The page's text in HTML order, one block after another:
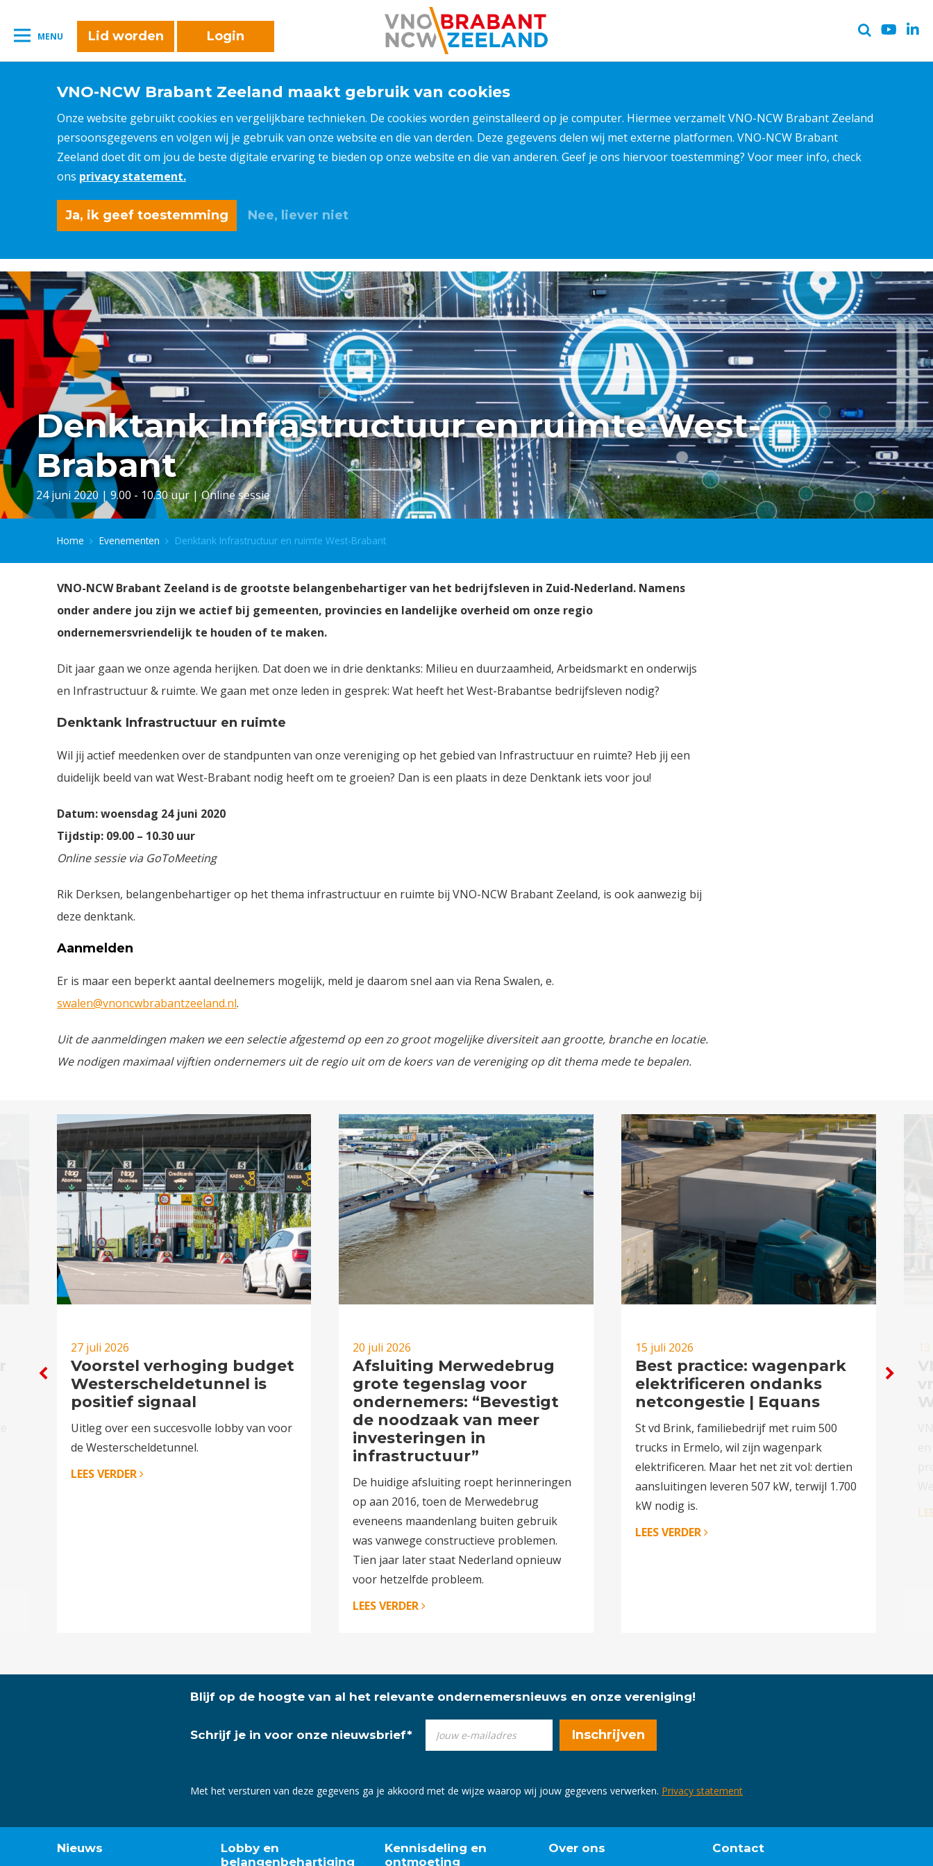
MENU Lid worden Login
VNO-NCW Brabant Zeeland maakt gebruik van cookies
Onze website gebruikt cookies en vergelijkbare technieken. De cookies worden geïnstalleerd op je computer. Hiermee verzamelt VNO-NCW Brabant Zeeland
persoonsgegevens en volgen wij je gebruik van onze website en die van derden. Deze gegevens delen wij met externe platformen. VNO-NCW Brabant
Zeeland doet dit om jou de beste digitale ervaring te bieden op onze website en die van anderen. Geef je ons hiervoor toestemming? Voor meer info, check
ons privacy statement.
Ja, ik geef toestemming Nee, liever niet
Denktank Infrastructuur en ruimte West-
Brabant
24 juni 2020 | 9.00 - 10.30 uur | Online sessie
Home Evenementen Denktank Infrastructuur en ruimte West-Brabant
VNO-NCW Brabant Zeeland is de grootste belangenbehartiger van het bedrijfsleven in Zuid-Nederland. Namens
onder andere jou zijn we actief bij gemeenten, provincies en landelijke overheid om onze regio
ondernemersvriendelijk te houden of te maken.
Dit jaar gaan we onze agenda herijken. Dat doen we in drie denktanks: Milieu en duurzaamheid, Arbeidsmarkt en onderwijs
en Infrastructuur & ruimte. We gaan met onze leden in gesprek: Wat heeft het West-Brabantse bedrijfsleven nodig?
Denktank Infrastructuur en ruimte
Wil jij actief meedenken over de standpunten van onze vereniging op het gebied van Infrastructuur en ruimte? Heb jij een
duidelijk beeld van wat West-Brabant nodig heeft om te groeien? Dan is een plaats in deze Denktank iets voor jou!
Datum: woensdag 24 juni 2020
Tijdstip: 09.00 – 10.30 uur
Online sessie via GoToMeeting
Rik Derksen, belangenbehartiger op het thema infrastructuur en ruimte bij VNO-NCW Brabant Zeeland, is ook aanwezig bij
deze denktank.
Aanmelden
Er is maar een beperkt aantal deelnemers mogelijk, meld je daarom snel aan via Rena Swalen, e.
swalen@vnoncwbrabantzeeland.nl.
Uit de aanmeldingen maken we een selectie afgestemd op een zo groot mogelijke diversiteit aan grootte, branche en locatie.
We nodigen maximaal vijftien ondernemers uit de regio uit om de koers van de vereniging op dit thema mede te bepalen.
27 juli 2026
Voorstel verhoging budget
Westerscheldetunnel is
positief signaal
Uitleg over een succesvolle lobby van voor
de Westerscheldetunnel.
LEES VERDER
20 juli 2026
Afsluiting Merwedebrug
grote tegenslag voor
ondernemers: “Bevestigt
de noodzaak van meer
investeringen in
infrastructuur”
De huidige afsluiting roept herinneringen
op aan 2016, toen de Merwedebrug
eveneens maandenlang buiten gebruik
was vanwege constructieve problemen.
Tien jaar later staat Nederland opnieuw
voor hetzelfde probleem.
LEES VERDER
15 juli 2026
Best practice: wagenpark
elektrificeren ondanks
netcongestie | Equans
St vd Brink, familiebedrijf met ruim 500
trucks in Ermelo, wil zijn wagenpark
elektrificeren. Maar het net zit vol: dertien
aansluitingen leveren 507 kW, terwijl 1.700
kW nodig is.
LEES VERDER
Blijf op de hoogte van al het relevante ondernemersnieuws en onze vereniging!
Schrijf je in voor onze nieuwsbrief*
Met het versturen van deze gegevens ga je akkoord met de wijze waarop wij jouw gegevens verwerken. Privacy statement
Nieuws
Lobby en
belangenbehartiging
Kennisdeling en
ontmoeting
Over ons Contact